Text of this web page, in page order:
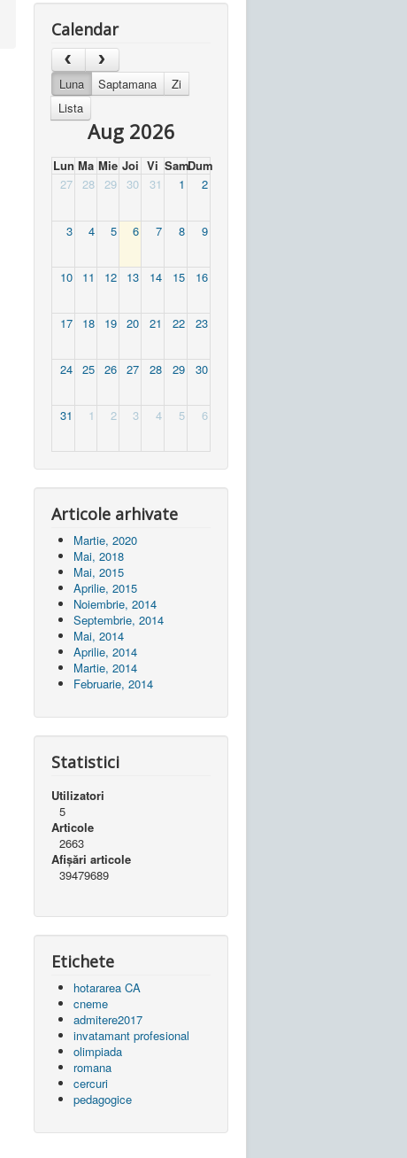
Calendar
Luna Saptamana
Zi
Lista
Aug 2026
Lun Ma Mie Joi Vi SamDum
27
28 29 30 31 1 2
3 4 5 6 7 8 9
10 11 12 13 14 15 16
17 18 19 20 21 22 23
24 25 26 27 28 29 30
31 1 2 3 4 5 6
Articole arhivate
Martie, 2020
Mai, 2018
Mai, 2015
Aprilie, 2015
Noiembrie, 2014
Septembrie, 2014
Mai, 2014
Aprilie, 2014
Martie, 2014
Februarie, 2014
Statistici
Utilizatori
5
Articole
2663
Afișări articole
39479689
Etichete
hotararea CA
cneme
admitere2017
invatamant profesional
olimpiada
romana
cercuri
pedagogice